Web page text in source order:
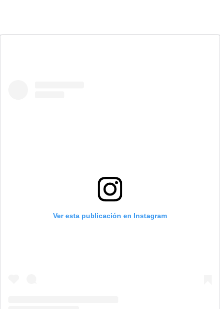
Ver esta publicación en Instagram